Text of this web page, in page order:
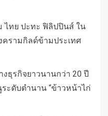
ไทย ปะทะ ฟิลิปปินส์ ใน
งครามกิลด์ข้ามประเทศ
งธุรกิจยาวนานกว่า 20 ปี
ะดับตำนาน “ข้าวหน้าไก่